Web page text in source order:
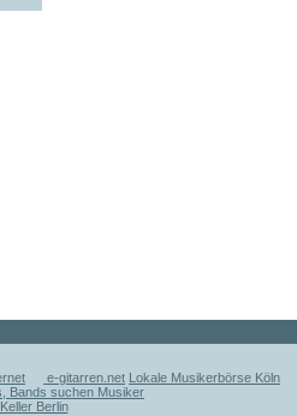
e-gitarren.net Lokale Musikerbörse Köln
Bands suchen Musiker
Berlin